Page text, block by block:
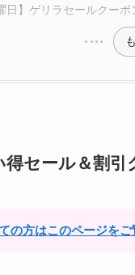
日】ゲリラセールクーポ
セール＆割引
の方はこのページをご